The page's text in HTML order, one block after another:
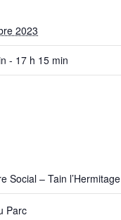
2023
- 17 h 15 min
Social – Tain l’Hermitage
Parc